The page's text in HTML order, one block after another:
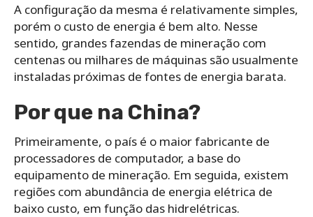
A configuração da mesma é relativamente simples,
porém o custo de energia é bem alto. Nesse
sentido, grandes fazendas de mineração com
centenas ou milhares de máquinas são usualmente
instaladas próximas de fontes de energia barata.
Por que na China?
Primeiramente, o país é o maior fabricante de
processadores de computador, a base do
equipamento de mineração. Em seguida, existem
regiões com abundância de energia elétrica de
baixo custo, em função das hidrelétricas.